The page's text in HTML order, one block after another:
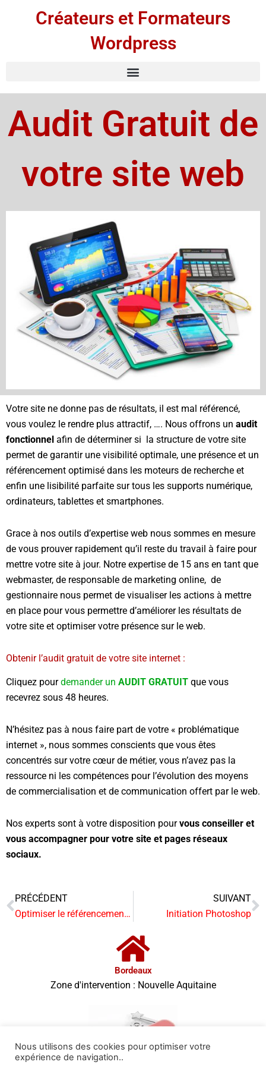
Créateurs et Formateurs
Wordpress
Audit Gratuit de
votre site web
Votre site ne donne pas de résultats, il est mal référencé,
vous voulez le rendre plus attractif, …. Nous offrons un audit
fonctionnel afin de déterminer si la structure de votre site
permet de garantir une visibilité optimale, une présence et un
référencement optimisé dans les moteurs de recherche et
enfin une lisibilité parfaite sur tous les supports numérique,
ordinateurs, tablettes et smartphones.
Grace à nos outils d’expertise web nous sommes en mesure
de vous prouver rapidement qu’il reste du travail à faire pour
mettre votre site à jour. Notre expertise de 15 ans en tant que
webmaster, de responsable de marketing online, de
gestionnaire nous permet de visualiser les actions à mettre
en place pour vous permettre d’améliorer les résultats de
votre site et optimiser votre présence sur le web.
Obtenir l’audit gratuit de votre site internet :
Cliquez pourdemander un AUDIT GRATUIT que vous
recevrez sous 48 heures.
N’hésitez pas à nous faire part de votre « problématique
internet », nous sommes conscients que vous êtes
concentrés sur votre cœur de métier, vous n’avez pas la
ressource ni les compétences pour l’évolution des moyens
de commercialisation et de communication offert par le web.
Nos experts sont à votre disposition pourvous conseiller et
vous accompagner pour votre site et pages réseaux
sociaux.
Précédent
PRÉCÉDENT
Optimiser le référencement SEO
SUIVANT
Initiation Photoshop
Bordeaux
Zone d'intervention : Nouvelle Aquitaine
Nous utilisons des cookies pour optimiser votre
expérience de navigation..